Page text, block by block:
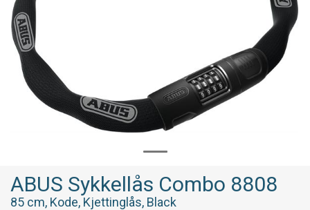
ABUS Sykkellås Combo 8808
85 cm, Kode, Kjettinglås, Black